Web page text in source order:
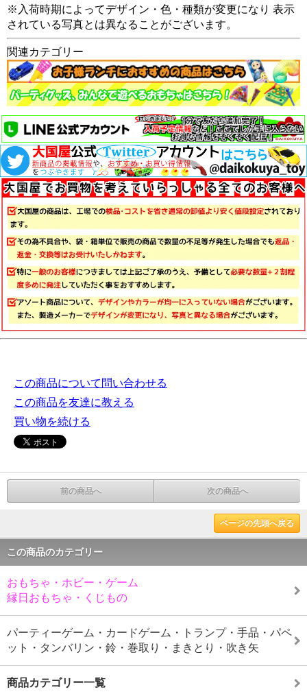
※入荷時期によってデザイン・色・種類が変更になり 表示
されている写真とは異なることがございます。
関連カテゴリー
この商品について問い合わせる
この商品を友達に教える
買い物を続ける
前の商品へ 次の商品へ
ページの先頭へ戻る
この商品のカテゴリー
おもちゃ・ホビー・ゲーム
縁日おもちゃ・くじもの
パーティーゲーム・カードゲーム・トランプ・手品・パペ
ット・タンバリン・鈴・巻取り・まきとり・吹き矢
商品カテゴリー一覧